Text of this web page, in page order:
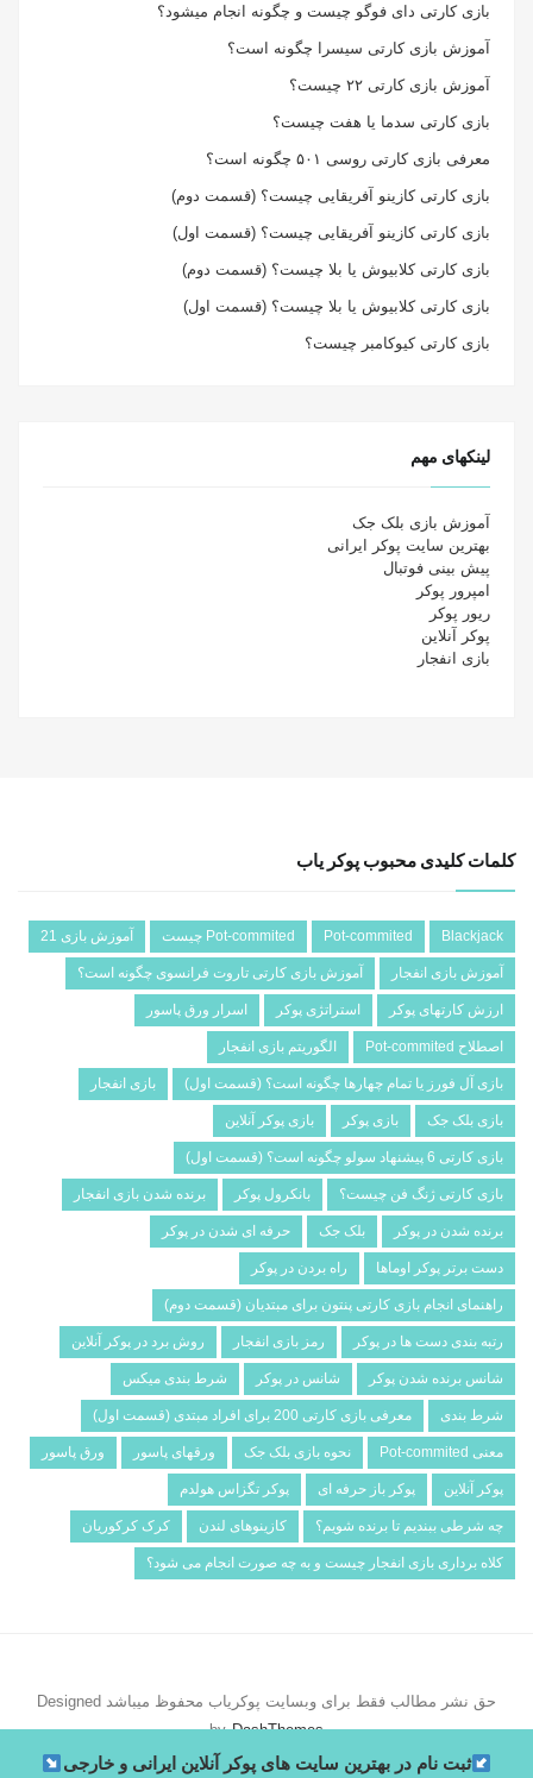
بازی کارتی دای فوگو چیست و چگونه انجام میشود؟
آموزش بازی کارتی سیسرا چگونه است؟
آموزش بازی کارتی ۲۲ چیست؟
بازی کارتی سدما یا هفت چیست؟
معرفی بازی کارتی روسی ۵۰۱ چگونه است؟
بازی کارتی کازینو آفریقایی چیست؟ (قسمت دوم)
بازی کارتی کازینو آفریقایی چیست؟ (قسمت اول)
بازی کارتی کلابیوش یا بلا چیست؟ (قسمت دوم)
بازی کارتی کلابیوش یا بلا چیست؟ (قسمت اول)
بازی کارتی کیوکامبر چیست؟
لینکهای مهم
آموزش بازی بلک جک
بهترین سایت پوکر ایرانی
پیش بینی فوتبال
امپرور پوکر
ریور پوکر
پوکر آنلاین
بازی انفجار
کلمات کلیدی محبوب پوکر یاب
Blackjack
Pot-commited Pot-commited چیست آموزش بازی 21
آموزش بازی انفجار آموزش بازی کارتی تاروت فرانسوی چگونه است؟
ارزش کارتهای پوکر استراتژی پوکر اسرار ورق پاسور
اصطلاح Pot-commited الگوریتم بازی انفجار
بازی آل فورز یا تمام چهارها چگونه است؟ (قسمت اول) بازی انفجار
بازی بلک جک بازی پوکر بازی پوکر آنلاین
بازی کارتی 6 پیشنهاد سولو چگونه است؟ (قسمت اول)
بازی کارتی ژنگ فن چیست؟ بانکرول پوکر برنده شدن بازی انفجار
برنده شدن در پوکر بلک جک حرفه ای شدن در پوکر
دست برتر پوکر اوماها راه بردن در پوکر
راهنمای انجام بازی کارتی پنتون برای مبتدیان (قسمت دوم)
رتبه بندی دست ها در پوکر رمز بازی انفجار روش برد در پوکر آنلاین
شانس برنده شدن پوکر شانس در پوکر شرط­ بندی میکس
شرط بندی معرفی بازی کارتی 200 برای افراد مبتدی (قسمت اول)
معنی Pot-commited نحوه بازی بلک جک ورقهای پاسور ورق پاسور
پوکر آنلاین پوکر باز حرفه ای پوکر تگزاس هولدم
چه شرطی ببندیم تا برنده شویم؟ کازینوهای لندن کرک کرکوریان
کلاه برداری بازی انفجار چیست و به چه صورت انجام می شود؟
حق نشر مطالب فقط برای وبسایت پوکریاب محفوظ میباشد Designed
by DashThemes
ثبت نام در بهترین سایت های پوکر آنلاین ایرانی و خارجی